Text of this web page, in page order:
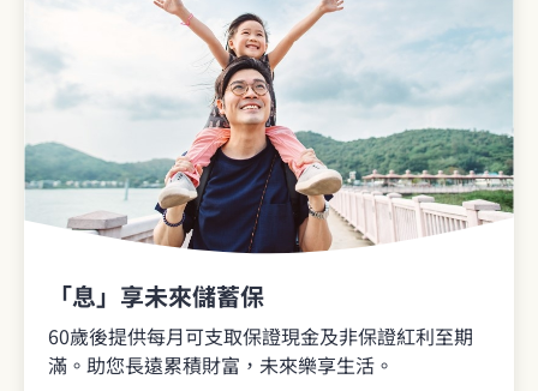
「息」享未來儲蓄保
60歲後提供每月可支取保證現金及非保證紅利至期
滿。助您長遠累積財富，未來樂享生活。